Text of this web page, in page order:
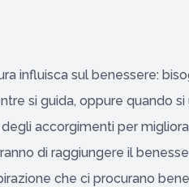
influisca sul benessere:
si guida, oppure quando
accorgimenti per
di raggiungere il
che ci procurano